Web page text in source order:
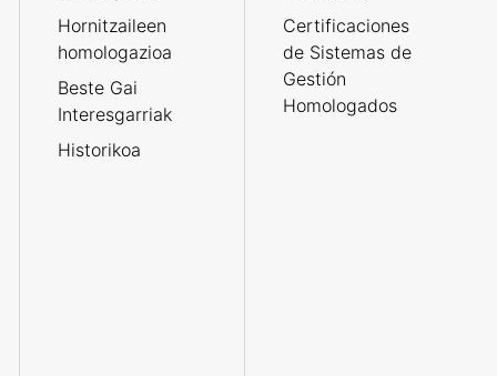
Hornitzaileen
homologazioa
Beste Gai
Interesgarriak
Historikoa
Certificaciones
de Sistemas de
Gestión
Homologados